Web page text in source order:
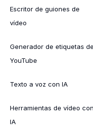
Escritor de guiones de
vídeo
Generador de etiquetas de
YouTube
Texto a voz con IA
Herramientas de vídeo con
IA